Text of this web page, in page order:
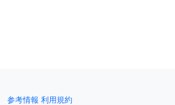
参考情報 利用規約